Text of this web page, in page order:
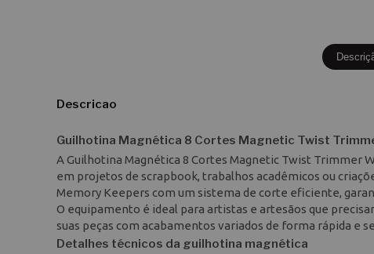
Descricao
Guilhotina Magnética 8 Cortes Magnetic Twist
A Guilhotina Magnética 8 Cortes Magnetic Twist Trimmer
em projetos de scrapbook, trabalhos acadêmicos ou
Memory Keepers com um sistema de corte eficiente,
O equipamento é ideal para artistas e artesãos que
suas peças com acabamentos variados de forma rápida e
Detalhes técnicos da guilhotina magnética